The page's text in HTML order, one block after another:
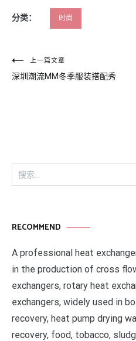
分类： 时尚
文
章
上一篇文章
深圳潮流MM冬季服装搭配秀
搜
索：
RECOMMEND
A professional heat
in the production of cross
exchangers, rotary heat
exchangers, widely used in
recovery, heat pump drying
recovery, food, tobacco,